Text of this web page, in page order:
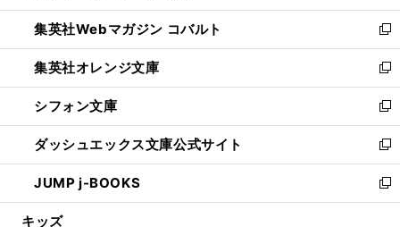
開
く
ウ
で
開
く
ン
ド
ウ
で
開
く
ウ
ィ
ン
ド
ウ
で
開
く
集英社Webマガジン コバルト
新
し
い
ウ
ィ
ン
ド
ウ
で
開
集英社オレンジ文庫
新
し
い
ウ
ィ
ン
ド
ウ
シフォン文庫
新
し
い
ウ
ィ
ン
ダッシュエックス文庫公式サイト
新
し
い
ウ
JUMP j-BOOKS
新
し
キッズ